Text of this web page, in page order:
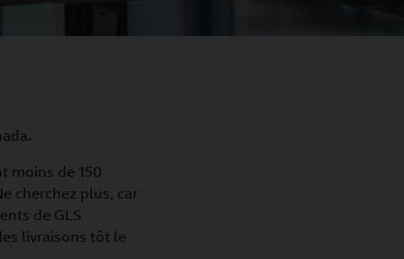
moins de 150
cherchez plus, car
de GLS
livraisons tôt le